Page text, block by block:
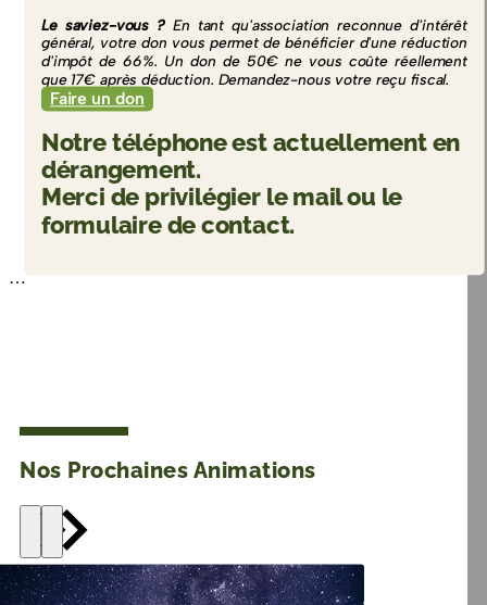
Le saviez-vous ?En tant qu'association reconnue d'intérêt
général, votre don vous permet de bénéficier d'une réduction
d'impôt de 66%. Un don de 50€ ne vous coûte réellement
que 17€ après déduction. Demandez-nous votre reçu fiscal.
Faire un don
Notre téléphone est actuellement en
dérangement.
Merci de privilégier le mail ou le
formulaire de contact.
Nos Prochaines Animations